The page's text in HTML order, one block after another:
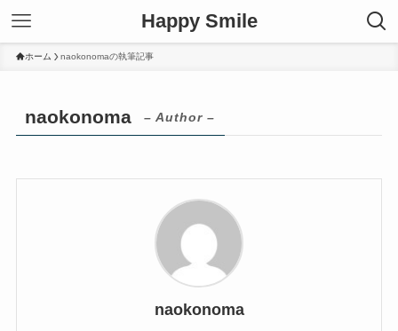
Happy Smile
ホーム naokonomaの執筆記事
naokonoma – Author –
naokonoma